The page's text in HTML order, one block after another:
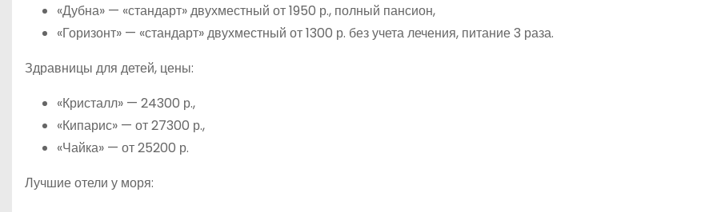
«Дубна» — «стандарт» двухместный от 1950 р., полный пансион,
«Горизонт» — «стандарт» двухместный от 1300 р. без учета лечения, питание 3 раза.
Здравницы для детей, цены:
«Кристалл» — 24300 р.,
«Кипарис» — от 27300 р.,
«Чайка» — от 25200 р.
Лучшие отели у моря: